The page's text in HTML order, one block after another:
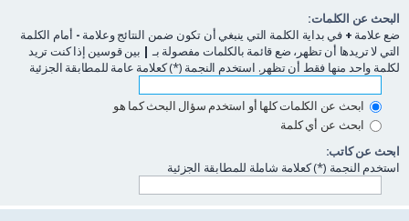
البحث عن الكلمات:
ضع علامة + في بداية الكلمة التي ينبغي أن تكون ضمن النتائج وعلامة - أمام الكلمة
التي لا تريدها أن تظهر، ضع قائمة بالكلمات مفصولة بـ | بين قوسين إذا كنت تريد
لكلمة واحد منها فقط أن تظهر. استخدم النجمة (*) كعلامة عامة للمطابقة الجزئية
ابحث عن الكلمات كلها أو استخدم سؤال البحث كما هو
ابحث عن أي كلمة
ابحث عن كاتب:
استخدم النجمة (*) كعلامة شاملة للمطابقة الجزئية